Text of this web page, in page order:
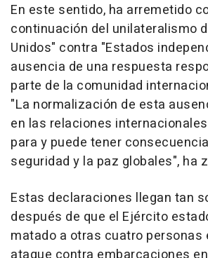
En este sentido, ha arremetido
continuación del unilateralismo
Unidos" contra "Estados
ausencia de una respuesta
parte de la comunidad
"La normalización de esta
en las relaciones
para y puede tener
seguridad y la paz globales", ha
Estas declaraciones llegan tan
después de que el Ejército
matado a otras cuatro personas